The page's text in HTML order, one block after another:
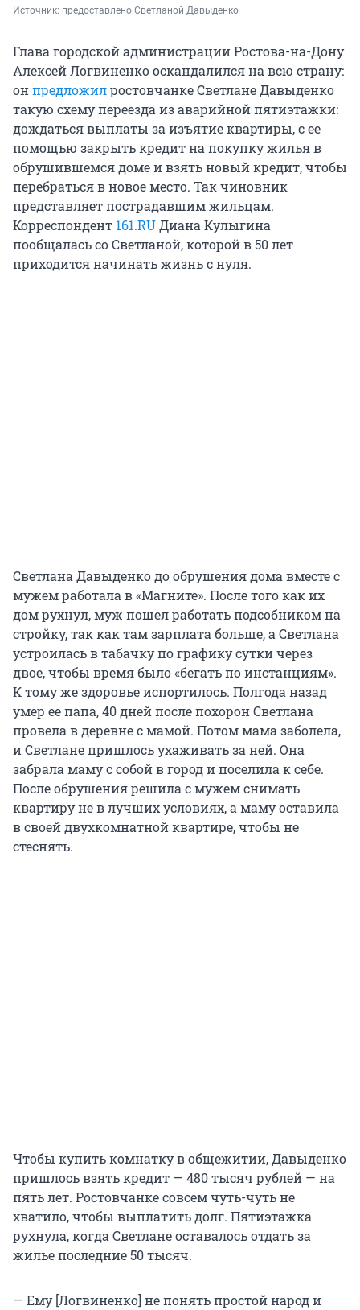
Источник: предоставлено Светланой Давыденко
Глава городской администрации Ростова-на-Дону
Алексей Логвиненко оскандалился на всю страну:
онпредложилростовчанке Светлане Давыденко
такую схему переезда из аварийной пятиэтажки:
дождаться выплаты за изъятие квартиры, с ее
помощью закрыть кредит на покупку жилья в
обрушившемся доме и взять новый кредит, чтобы
перебраться в новое место. Так чиновник
представляет пострадавшим жильцам.
Корреспондент 161.RUДиана Кулыгина
пообщалась со Светланой, которой в 50 лет
приходится начинать жизнь с нуля.
Светлана Давыденко до обрушения дома вместе с
мужем работала в «Магните». После того как их
дом рухнул, муж пошел работать подсобником на
стройку, так как там зарплата больше, а Светлана
устроилась в табачку по графику сутки через
двое, чтобы время было «бегать по инстанциям».
К тому же здоровье испортилось. Полгода назад
умер ее папа, 40 дней после похорон Светлана
провела в деревне с мамой. Потом мама заболела,
и Светлане пришлось ухаживать за ней. Она
забрала маму с собой в город и поселила к себе.
После обрушения решила с мужем снимать
квартиру не в лучших условиях, а маму оставила
в своей двухкомнатной квартире, чтобы не
стеснять.
Чтобы купить комнатку в общежитии, Давыденко
пришлось взять кредит — 480 тысяч рублей — на
пять лет. Ростовчанке совсем чуть-чуть не
хватило, чтобы выплатить долг. Пятиэтажка
рухнула, когда Светлане оставалось отдать за
жилье последние 50 тысяч.
— Ему [Логвиненко] не понять простой народ и